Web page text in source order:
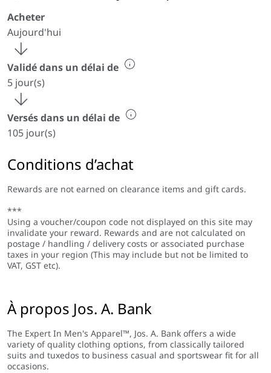
Acheter
Aujourd'hui
Validé dans un délai de
5 jour(s)
Versés dans un délai de
105 jour(s)
Conditions d’achat
Rewards are not earned on clearance items and gift cards.
***
Using a voucher/coupon code not displayed on this site may
invalidate your reward. Rewards and are not calculated on
postage / handling / delivery costs or associated purchase
taxes in your region (This may include but not be limited to
VAT, GST etc).
À propos Jos. A. Bank
The Expert In Men's Apparel™, Jos. A. Bank offers a wide
variety of quality clothing options, from classically tailored
suits and tuxedos to business casual and sportswear fit for all
occasions.